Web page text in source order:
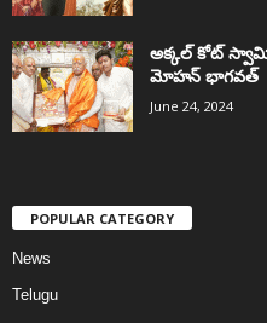
అక్కల్‌ కోట్‌ స్వామి
మోహన్ భాగవత్
June 24, 2024
POPULAR CATEGORY
News
Telugu